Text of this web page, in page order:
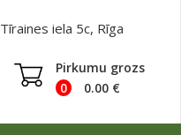
Tīraines iela 5c, Rīga
Pirkumu grozs
0
0.00 €